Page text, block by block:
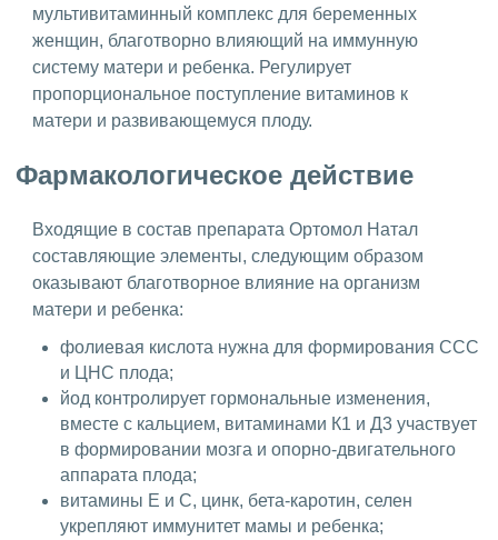
мультивитаминный комплекс для беременных
женщин, благотворно влияющий на иммунную
систему матери и ребенка. Регулирует
пропорциональное поступление витаминов к
матери и развивающемуся плоду.
Фармакологическое действие
Входящие в состав препарата Ортомол Натал
составляющие элементы, следующим образом
оказывают благотворное влияние на организм
матери и ребенка:
фолиевая кислота нужна для формирования ССС
и ЦНС плода;
йод контролирует гормональные изменения,
вместе с кальцием, витаминами К1 и Д3 участвует
в формировании мозга и опорно-двигательного
аппарата плода;
витамины Е и С, цинк, бета-каротин, селен
укрепляют иммунитет мамы и ребенка;